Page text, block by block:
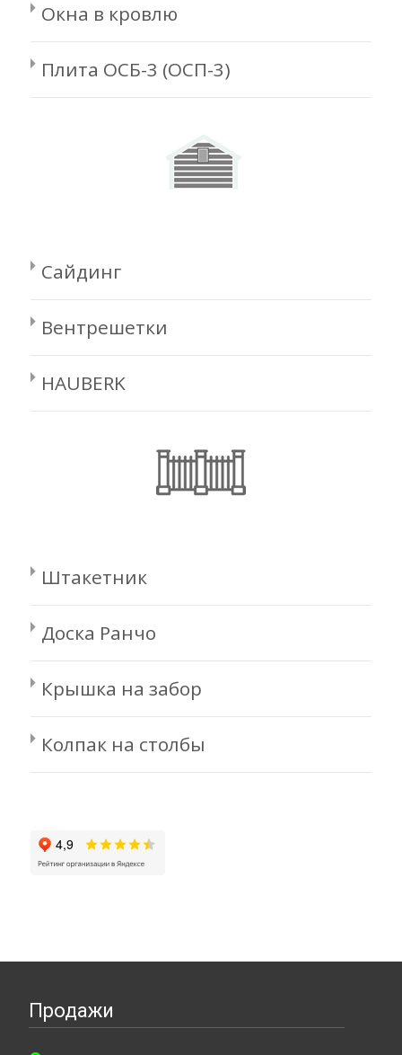
Окна в кровлю
Плита ОСБ-3 (ОСП-3)
Сайдинг
Вентрешетки
HAUBERK
Штакетник
Доска Ранчо
Крышка на забор
Колпак на столбы
Продажи